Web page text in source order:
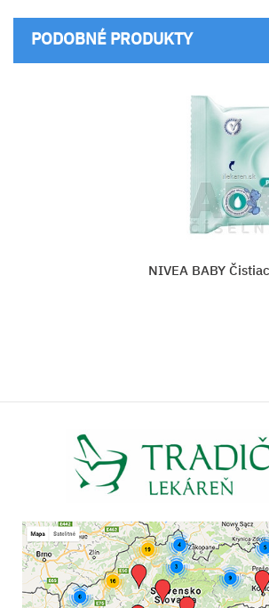
PODOBNÉ PRODUKTY
Čistiace obrúsky PURE&SENSITIVE